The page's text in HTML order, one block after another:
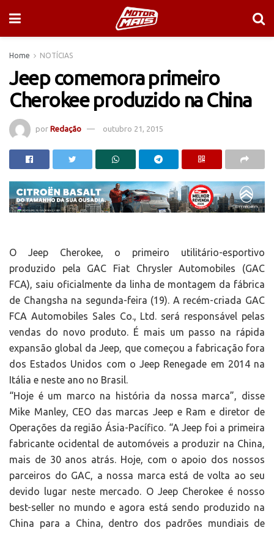
Home NOTÍCIAS
Jeep comemora primeiro
Cherokee produzido na China
por Redação outubro 21, 2015
O Jeep Cherokee, o primeiro utilitário-esportivo
produzido pela GAC Fiat Chrysler Automobiles (GAC
FCA), saiu oficialmente da linha de montagem da fábrica
de Changsha na segunda-feira (19). A recém-criada GAC
FCA Automobiles Sales Co., Ltd. será responsável pelas
vendas do novo produto. É mais um passo na rápida
expansão global da Jeep, que começou a fabricação fora
dos Estados Unidos com o Jeep Renegade em 2014 na
Itália e neste ano no Brasil.
“Hoje é um marco na história da nossa marca”, disse
Mike Manley, CEO das marcas Jeep e Ram e diretor de
Operações da região Ásia-Pacífico. “A Jeep foi a primeira
fabricante ocidental de automóveis a produzir na China,
mais de 30 anos atrás. Hoje, com o apoio dos nossos
parceiros do GAC, a nossa marca está de volta ao seu
devido lugar neste mercado. O Jeep Cherokee é nosso
best-seller no mundo e agora está sendo produzido na
China para a China, dentro dos padrões mundiais de